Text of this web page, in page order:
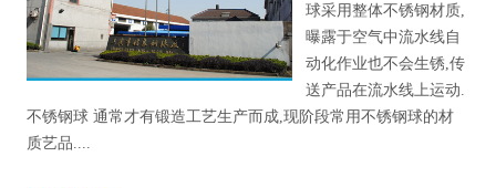
球采用整体不锈钢材质,
曝露于空气中流水线自
动化作业也不会生锈,传
送产品在流水线上运动.
不锈钢球 通常才有锻造工艺生产而成,现阶段常用不锈钢球的材
质艺品....